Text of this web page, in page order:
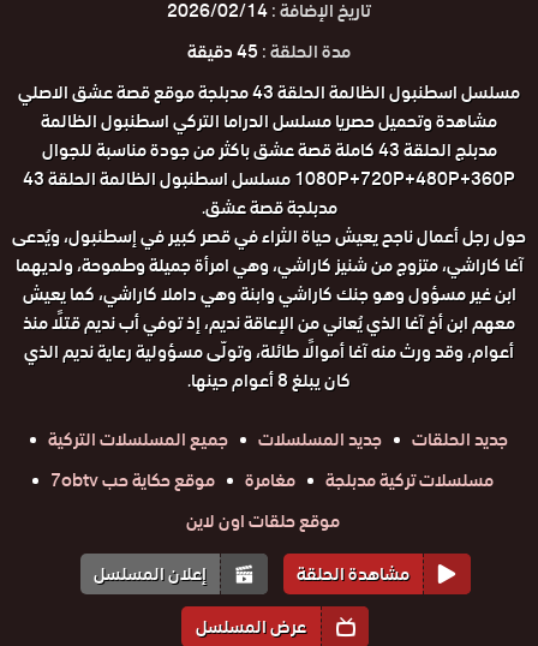
تاريخ الإضافة :2026/02/14
مدة الحلقة :45 دقيقة
مسلسل اسطنبول الظالمة الحلقة 43 مدبلجة موقع قصة عشق الاصلي
مشاهدة وتحميل حصريا مسلسل الدراما التركي اسطنبول الظالمة
مدبلج الحلقة 43 كاملة قصة عشق باكثر من جودة مناسبة للجوال
1080P+720P+480P+360P مسلسل اسطنبول الظالمة الحلقة 43
مدبلجة قصة عشق.
حول رجل أعمال ناجح يعيش حياة الثراء في قصر كبير في إسطنبول، ويُدعى
آغا كاراشي، متزوج من شنيز كاراشي، وهي امرأة جميلة وطموحة، ولديهما
ابن غير مسؤول وهو جنك كاراشي وابنة وهي داملا كاراشي، كما يعيش
معهم ابن أخ آغا الذي يُعاني من الإعاقة نديم، إذ توفي أب نديم قتلًا منذ
أعوام، وقد ورث منه آغا أموالًا طائلة، وتولّى مسؤولية رعاية نديم الذي
كان يبلغ 8 أعوام حينها.
جديد الحلقات
جديد المسلسلات
جميع المسلسلات التركية
مسلسلات تركية مدبلجة
مغامرة
موقع حكاية حب 7obtv
موقع حلقات اون لاين
مشاهدة الحلقة
إعلان المسلسل
عرض المسلسل